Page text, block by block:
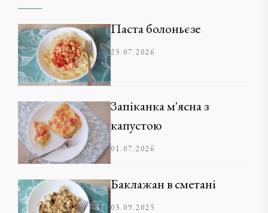
Паста болоньєзе
25.07.2026
Запіканка м'ясна з
капустою
01.07.2026
Баклажан в сметані
03.09.2025